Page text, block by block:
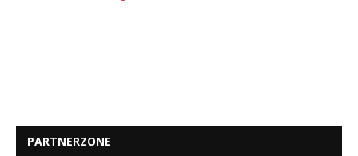
PARTNERZONE